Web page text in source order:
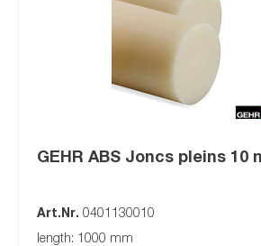
GEHR ABS Joncs pleins 10
Art.Nr. 0401130010
length: 1000 mm